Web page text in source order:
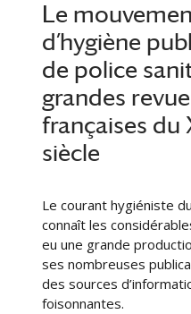
Le
d’hygiène
de police
grandes
françaises du
siècle
Le courant hygiéniste
connaît les
eu une grande
ses nombreuses
des sources
foisonnantes.